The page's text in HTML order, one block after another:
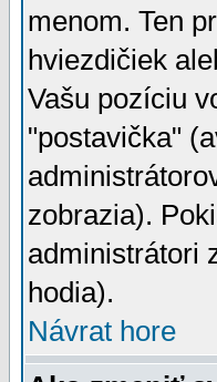
menom. Ten
hviezdičiek
Vašu pozíciu
"postavička"
zobrazia).
administrátori
hodia).
Návrat hore